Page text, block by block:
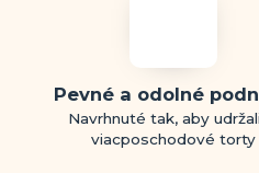
Pevné a odolné
Navrhnuté tak, aby
viacposchodové torty